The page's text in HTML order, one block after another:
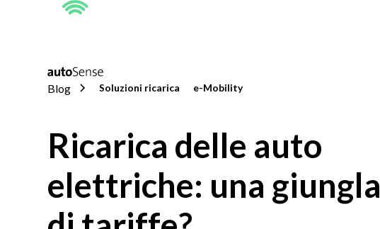
Blog
Soluzioni ricarica e-Mobility
Ricarica delle auto
elettriche: una giungla